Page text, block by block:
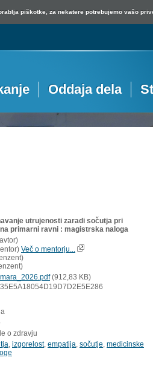
piškotke, za nekatere potrebujemo vašo
Oddaja dela
utrujenosti zaradi sočutja pri
primarni ravni : magistrska naloga
avtor)
) Več o mentorju...
)
)
(912,83 KB)
o zdravju
izgorelost, empatija sočutje medicinske